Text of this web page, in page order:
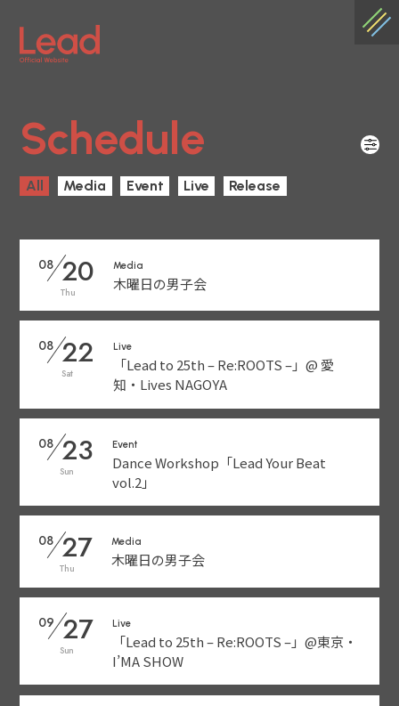
Schedule
All Media Event Live Release
08 20
Thu
Media
木曜日の男子会
08 22
Sat
Live
「Lead to 25th – Re:ROOTS –」@ 愛
知・Lives NAGOYA
08 23
Sun
Event
Dance Workshop「Lead Your Beat
vol.2」
08 27
Thu
Media
木曜日の男子会
09 27
Sun
Live
「Lead to 25th – Re:ROOTS –」@東京・
I’MA SHOW